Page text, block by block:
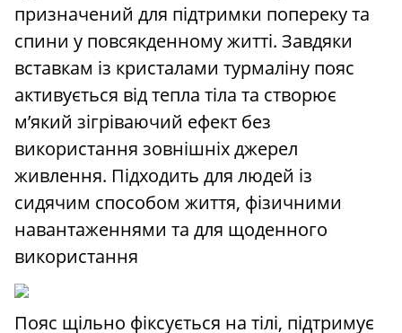
призначений для підтримки попереку та
спини у повсякденному житті. Завдяки
вставкам із кристалами турмаліну пояс
активується від тепла тіла та створює
м’який зігріваючий ефект без
використання зовнішніх джерел
живлення. Підходить для людей із
сидячим способом життя, фізичними
навантаженнями та для щоденного
використання
Пояс щільно фіксується на тілі, підтримує